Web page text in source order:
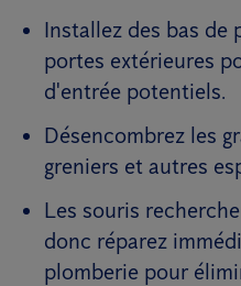
Installez des bas de
portes extérieures
d'entrée potentiels.
Désencombrez les
greniers et autres
Les souris
donc réparez
plomberie pour